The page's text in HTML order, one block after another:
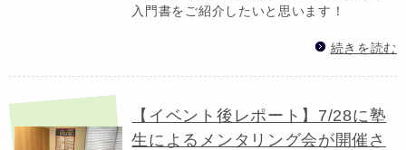
入門書をご紹介したいと思います！
続きを読む
【イベント後レポート】7/28に塾
生によるメンタリング会が開催さ